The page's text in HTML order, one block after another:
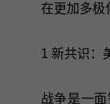
在更加多极
1 新共识：
战争是一